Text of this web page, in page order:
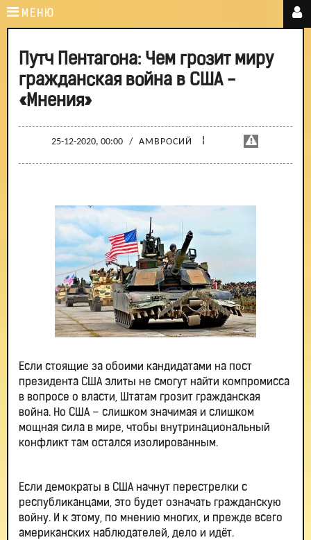
МЕНЮ
Путч Пентагона: Чем грозит миру
гражданская война в США -
«Мнения»
25-12-2020, 00:00 / АМВРОСИЙ ¦
Если стоящие за обоими кандидатами на пост
президента США элиты не смогут найти компромисса
в вопросе о власти, Штатам грозит гражданская
война. Но США – слишком значимая и слишком
мощная сила в мире, чтобы внутринациональный
конфликт там остался изолированным.
Если демократы в США начнут перестрелки с
республиканцами, это будет означать гражданскую
войну. И к этому, по мнению многих, и прежде всего
американских наблюдателей, дело и идёт.